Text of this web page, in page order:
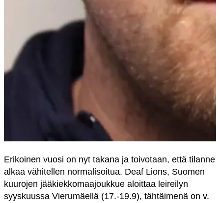
Erikoinen vuosi on nyt takana ja toivotaan, että tilanne
alkaa vähitellen normalisoitua. Deaf Lions, Suomen
kuurojen jääkiekkomaajoukkue aloittaa leireilyn
syyskuussa Vierumäellä (17.-19.9), tähtäimenä on v.